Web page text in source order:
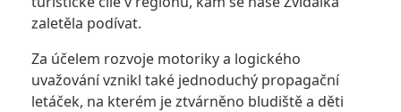
zaletěla podívat.
Za účelem rozvoje motoriky a logického
uvažování vznikl také jednoduchý propagační
letáček, na kterém je ztvárněno bludiště a děti